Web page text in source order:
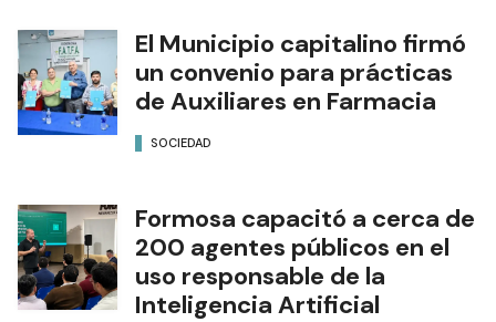
El Municipio capitalino firmó
un convenio para prácticas
de Auxiliares en Farmacia
SOCIEDAD
Formosa capacitó a cerca de
200 agentes públicos en el
uso responsable de la
Inteligencia Artificial